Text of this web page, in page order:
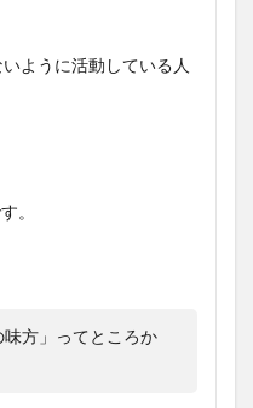
ように活動している人
。
味方」ってところか